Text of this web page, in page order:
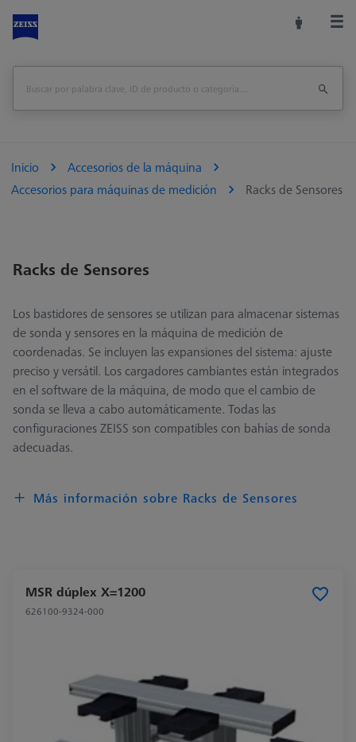
Inicio
Accesorios de la máquina
Accesorios para máquinas de medición
Racks de Sensores
Racks de Sensores
Los bastidores de sensores se utilizan para almacenar sistemas
de sonda y sensores en la máquina de medición de
coordenadas. Se incluyen las expansiones del sistema: ajuste
preciso y versátil. Los cargadores cambiantes están integrados
en el software de la máquina, de modo que el cambio de
sonda se lleva a cabo automáticamente. Todas las
configuraciones ZEISS son compatibles con bahías de sonda
adecuadas.
Más información sobre Racks de Sensores
MSR dúplex X=1200
626100-9324-000